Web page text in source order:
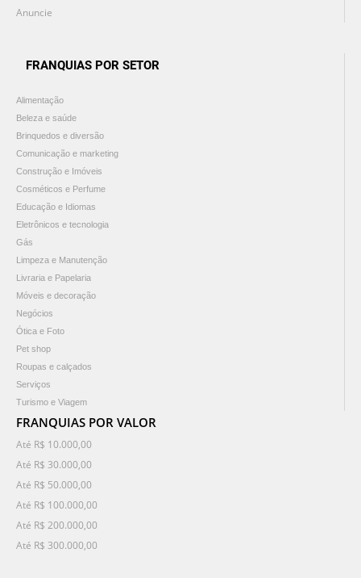
Anuncie
FRANQUIAS POR SETOR
Alimentação
Beleza e saúde
Brinquedos e diversão
Comunicação e marketing
Construção e Imóveis
Cosméticos e Perfume
Educação e Idiomas
Eletrônicos e tecnologia
Gás
Limpeza e Manutenção
Livraria e Papelaria
Móveis e decoração
Negócios
Ótica e Foto
Pet shop
Roupas e calçados
Serviços
Turismo e Viagem
FRANQUIAS POR VALOR
Até R$ 10.000,00
Até R$ 30.000,00
Até R$ 50.000,00
Até R$ 100.000,00
Até R$ 200.000,00
Até R$ 300.000,00